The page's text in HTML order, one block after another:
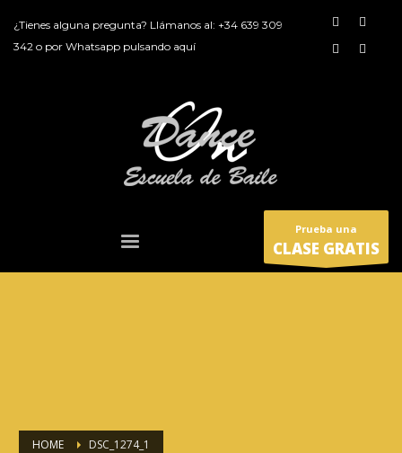
¿Tienes alguna pregunta? Llámanos al: +34 639 309
342 o por Whatsapp pulsando aquí
Prueba una
CLASE GRATIS
HOME DSC_1274_1